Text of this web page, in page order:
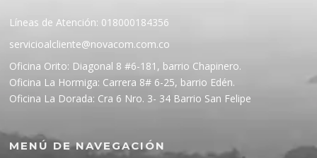
Líneas de Atención: 018000184356
servicioalcliente@novacom.com.co
Oficina Orito: Diagonal 8 #6-181, barrio Chapinero.
Oficina La Hormiga: Carrera 8# 6-25, barrio Edén.
Oficina La Dorada: Cra 6 Nro. 3- 34 Barrio San Felipe
MENÚ DE NAVEGACIÓN